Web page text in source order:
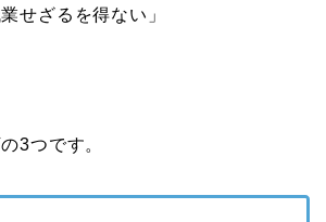
せざるを得ない」
3つです。